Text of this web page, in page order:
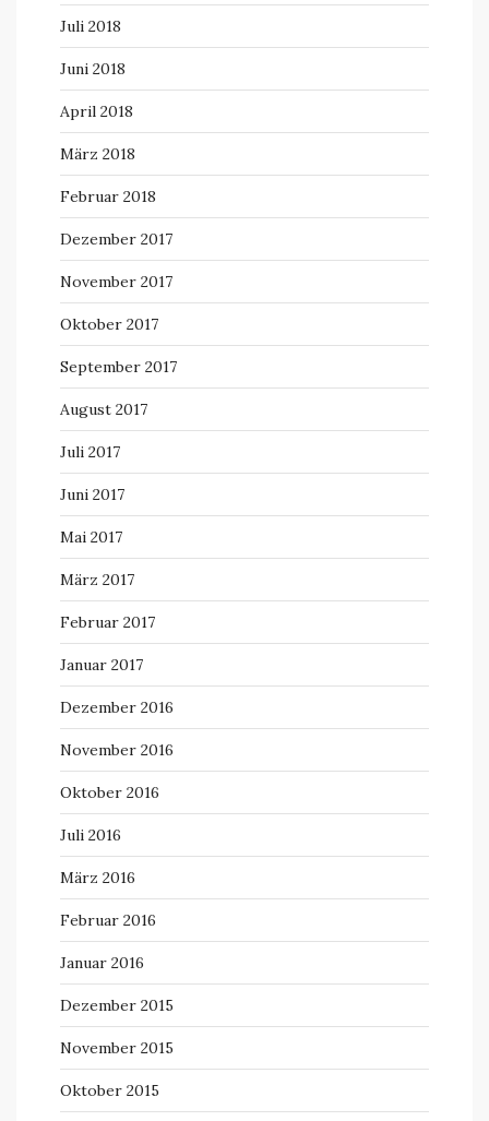
Juli 2018
Juni 2018
April 2018
März 2018
Februar 2018
Dezember 2017
November 2017
Oktober 2017
September 2017
August 2017
Juli 2017
Juni 2017
Mai 2017
März 2017
Februar 2017
Januar 2017
Dezember 2016
November 2016
Oktober 2016
Juli 2016
März 2016
Februar 2016
Januar 2016
Dezember 2015
November 2015
Oktober 2015